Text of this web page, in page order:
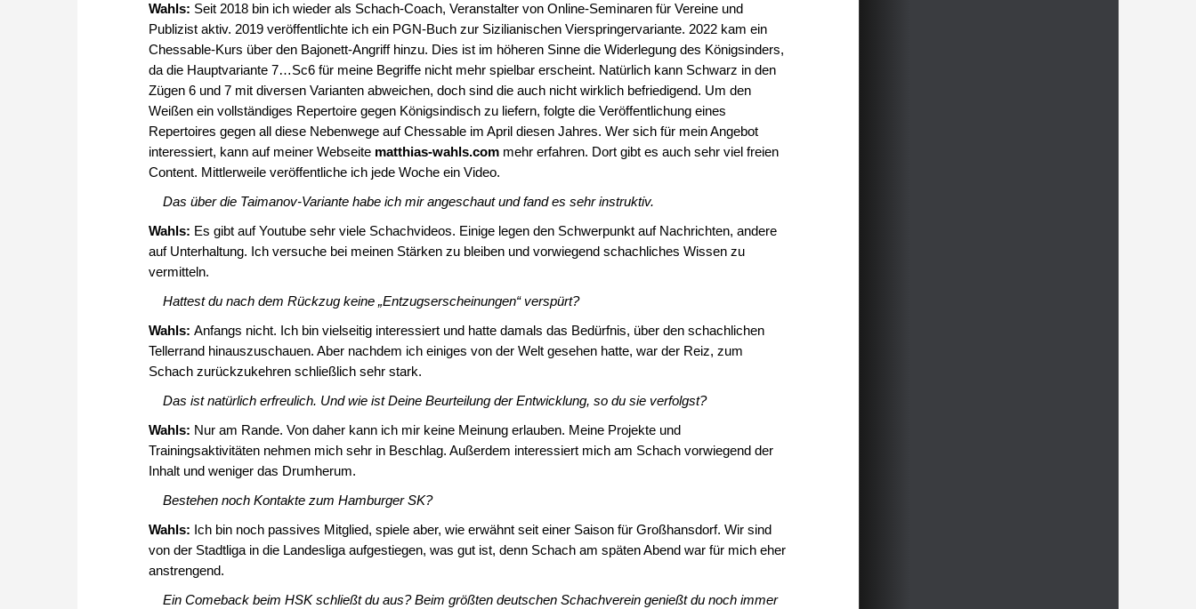
Wahls: Seit 2018 bin ich wieder als Schach-Coach, Veranstalter von Online-Seminaren für Vereine und
Publizist aktiv. 2019 veröffentlichte ich ein PGN-Buch zur Sizilianischen Vierspringervariante. 2022 kam ein
Chessable-Kurs über den Bajonett-Angriff hinzu. Dies ist im höheren Sinne die Widerlegung des Königsinders,
da die Hauptvariante 7…Sc6 für meine Begriffe nicht mehr spielbar erscheint. Natürlich kann Schwarz in den
Zügen 6 und 7 mit diversen Varianten abweichen, doch sind die auch nicht wirklich befriedigend. Um den
Weißen ein vollständiges Repertoire gegen Königsindisch zu liefern, folgte die Veröffentlichung eines
Repertoires gegen all diese Nebenwege auf Chessable im April diesen Jahres. Wer sich für mein Angebot
interessiert, kann auf meiner Webseite matthias-wahls.com mehr erfahren. Dort gibt es auch sehr viel freien
Content. Mittlerweile veröffentliche ich jede Woche ein Video.
Das über die Taimanov-Variante habe ich mir angeschaut und fand es sehr instruktiv.
Wahls: Es gibt auf Youtube sehr viele Schachvideos. Einige legen den Schwerpunkt auf Nachrichten, andere
auf Unterhaltung. Ich versuche bei meinen Stärken zu bleiben und vorwiegend schachliches Wissen zu
vermitteln.
Hattest du nach dem Rückzug keine „Entzugserscheinungen“ verspürt?
Wahls: Anfangs nicht. Ich bin vielseitig interessiert und hatte damals das Bedürfnis, über den schachlichen
Tellerrand hinauszuschauen. Aber nachdem ich einiges von der Welt gesehen hatte, war der Reiz, zum
Schach zurückzukehren schließlich sehr stark.
Das ist natürlich erfreulich. Und wie ist Deine Beurteilung der Entwicklung, so du sie verfolgst?
Wahls: Nur am Rande. Von daher kann ich mir keine Meinung erlauben. Meine Projekte und
Trainingsaktivitäten nehmen mich sehr in Beschlag. Außerdem interessiert mich am Schach vorwiegend der
Inhalt und weniger das Drumherum.
Bestehen noch Kontakte zum Hamburger SK?
Wahls: Ich bin noch passives Mitglied, spiele aber, wie erwähnt seit einer Saison für Großhansdorf. Wir sind
von der Stadtliga in die Landesliga aufgestiegen, was gut ist, denn Schach am späten Abend war für mich eher
anstrengend.
Ein Comeback beim HSK schließt du aus? Beim größten deutschen Schachverein genießt du noch immer